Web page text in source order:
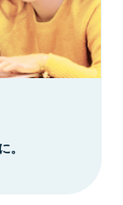
。